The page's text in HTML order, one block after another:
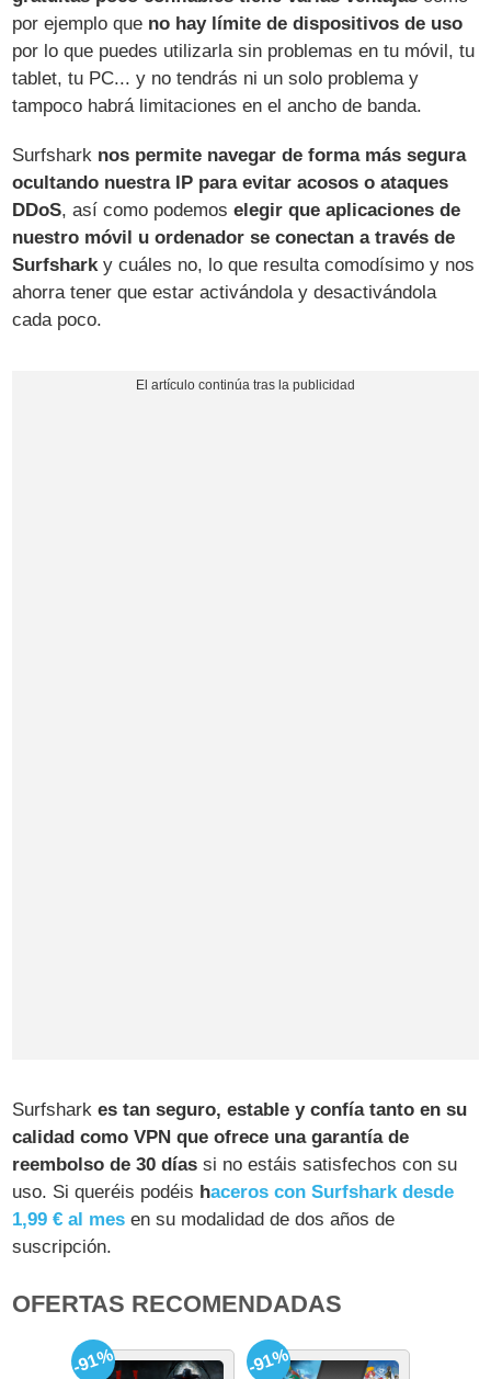
por ejemplo que no hay límite de dispositivos de uso
por lo que puedes utilizarla sin problemas en tu móvil, tu
tablet, tu PC... y no tendrás ni un solo problema y
tampoco habrá limitaciones en el ancho de banda.
Surfshark nos permite navegar de forma más segura
ocultando nuestra IP para evitar acosos o ataques
DDoS, así como podemos elegir que aplicaciones de
nuestro móvil u ordenador se conectan a través de
Surfsharky cuáles no, lo que resulta comodísimo y nos
ahorra tener que estar activándola y desactivándola
cada poco.
Surfsharkes tan seguro, estable y confía tanto en su
calidad como VPN que ofrece una garantía de
reembolso de 30 días si no estáis satisfechos con su
uso. Si queréis podéis haceros con Surfshark desde
1,99 € al mes en su modalidad de dos años de
suscripción.
OFERTAS RECOMENDADAS
-91% -91%